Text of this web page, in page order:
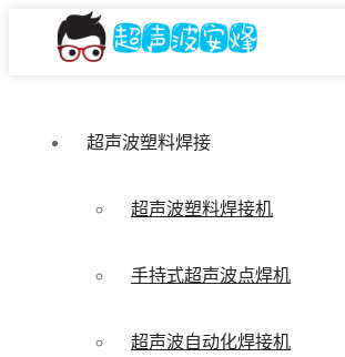
超声波塑料焊接
超声波塑料焊接机
手持式超声波点焊机
超声波自动化焊接机